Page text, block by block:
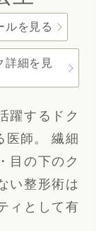
ルを見る
詳細を見
躍するドク
医師。 繊細
目の下のク
い整形術は
ィとして有